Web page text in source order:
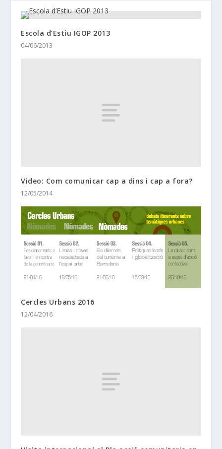
Escola d’Estiu IGOP 2013
04/06/2013
Video: Com comunicar cap a dins i cap a fora?
12/05/2014
Cercles Urbans 2016
12/04/2016